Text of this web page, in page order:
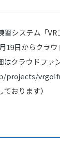
習システム「
19日からクラ
はクラウドファ
projects/
おります）